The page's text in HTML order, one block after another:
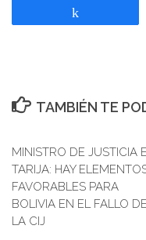
TAMBIÉN TE
MINISTRO DE JUSTICIA
TARIJA: HAY
FAVORABLES PARA
BOLIVIA EN EL FALLO
LA CIJ